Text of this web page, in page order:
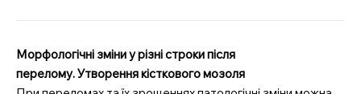
Морфологічні зміни у різні строки після
перелому. Утворення кісткового мозоля